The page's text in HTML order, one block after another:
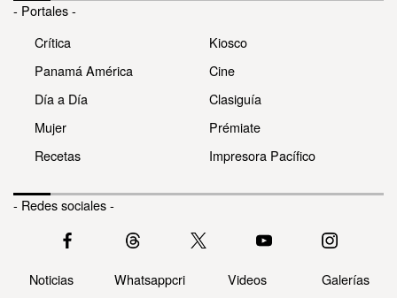
- Portales -
Crítica
Panamá América
Día a Día
Mujer
Recetas
Kiosco
Cine
Clasiguía
Prémiate
Impresora Pacífico
- Redes sociales -
Noticias Whatsappcri Videos Galerías